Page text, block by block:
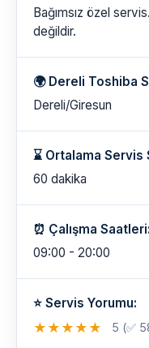
Bağımsız özel
değildir.
🌍 Dereli Toshiba
Dereli/Giresun
⌛ Ortalama Servis
60 dakika
⏰ Çalışma Saatleri:
09:00 - 20:00
⭐ Servis Yorumu:
★ ★ ★ ★ ★ 5 (✅